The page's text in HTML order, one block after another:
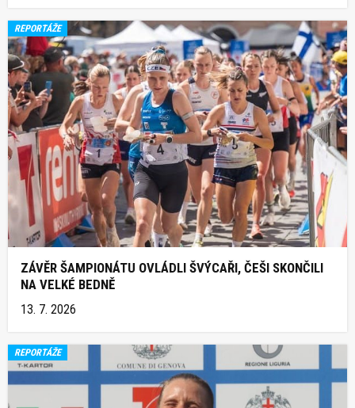
REPORTÁŽE
ZÁVĚR ŠAMPIONÁTU OVLÁDLI ŠVÝCAŘI, ČEŠI SKONČILI
NA VELKÉ BEDNĚ
13. 7. 2026
REPORTÁŽE